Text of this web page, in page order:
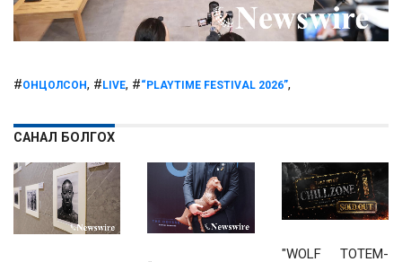
#ОНЦОЛСОН, # LIVE, #“PLAYTIME FESTIVAL 2026”,
САНАЛ БОЛГОХ
"WOLF TOTEM-